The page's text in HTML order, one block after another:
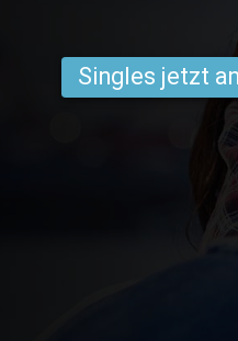
Singles jetzt